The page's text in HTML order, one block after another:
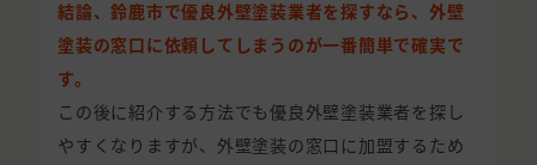
結論、鈴鹿市で優良外壁塗装業者を探すなら、外壁
塗装の窓口に依頼してしまうのが一番簡単で確実で
す。
この後に紹介する方法でも優良外壁塗装業者を探し
やすくなりますが、外壁塗装の窓口に加盟するため